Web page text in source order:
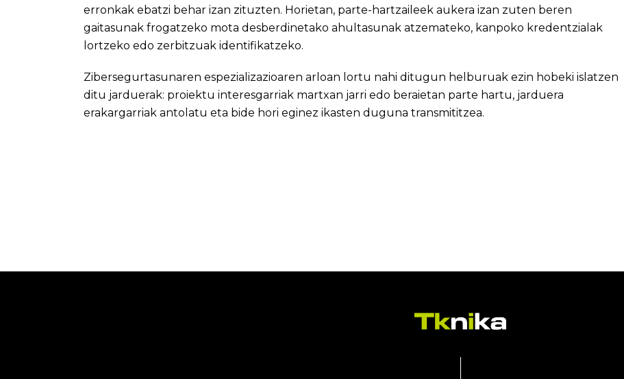
erronkak ebatzi behar izan zituzten. Horietan, parte-hartzaileek aukera izan zuten beren
gaitasunak frogatzeko mota desberdinetako ahultasunak atzemateko, kanpoko kredentzialak
lortzeko edo zerbitzuak identifikatzeko.
Zibersegurtasunaren espezializazioaren arloan lortu nahi ditugun helburuak ezin hobeki islatzen
ditu jarduerak: proiektu interesgarriak martxan jarri edo beraietan parte hartu, jarduera
erakargarriak antolatu eta bide hori eginez ikasten duguna transmititzea.